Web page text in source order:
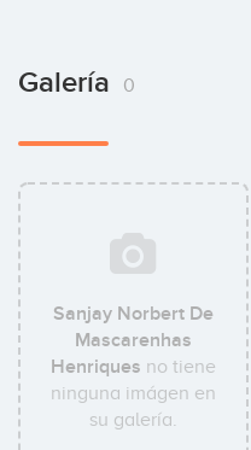
Galería 0
Sanjay Norbert De
Mascarenhas
Henriques no tiene
ninguna imágen en
su galería.